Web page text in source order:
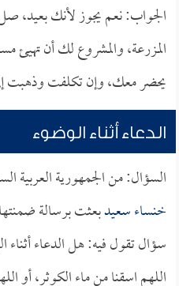
الجواب: نعم يجوز لأنك بعيد،
المزرعة، والمشروع لك أن
يحضر معك، وإن تكلفت وذهبت
الدعاء أثناء الوضوء
السؤال: من الجمهورية العربية
خنساء سعيدبعثت برسالة
سؤال تقول فيه: هل الدعاء
اللهم اسقنا من ماء الكوثر، أو